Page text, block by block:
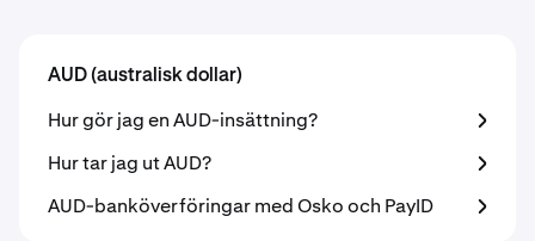
AUD (australisk dollar)
Hur gör jag en AUD-insättning?
Hur tar jag ut AUD?
AUD-banköverföringar med Osko och PayID